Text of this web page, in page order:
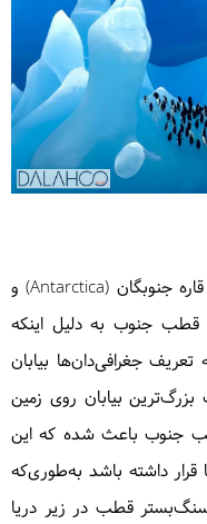
قطب جنوب (South Pole) نقطه مرکزی قاره جنوبگان (Antarctica) و
قطب جنوب به دلیل اینکه
جغرافی‌دان‌ها بیابان
بیابان روی زمین
جنوب باعث شده که این
سطح دریا قرار داشته باشد به‌طوری‌که
که حدود ۵۷ متر از سنگ‌بستر قطب در زیر دریا